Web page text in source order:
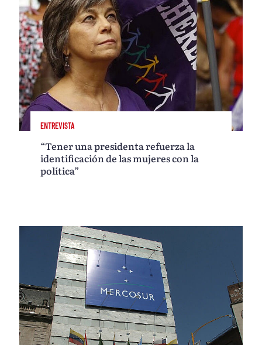
ENTREVISTA
“Tener una presidenta refuerza la
identificación de las mujeres con la
política”